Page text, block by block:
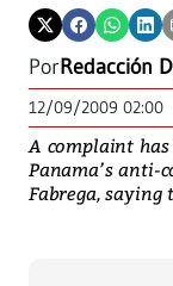
PorRedacción
12/09/2009 02:00
A complaint
Panama’s anti-
Fabrega, saying